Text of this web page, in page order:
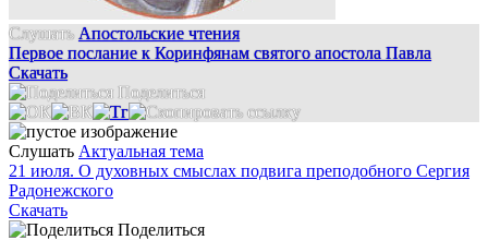
Слушать Апостольские чтения
Первое послание к Коринфянам святого апостола Павла
Скачать
Поделиться
Слушать Актуальная тема
21 июля. О духовных смыслах подвига преподобного Сергия
Радонежского
Скачать
Поделиться